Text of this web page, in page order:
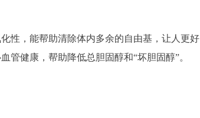
性，能帮助清除体内多余的自由基，让人更好
管健康，帮助降低总胆固醇和“坏胆固醇”。